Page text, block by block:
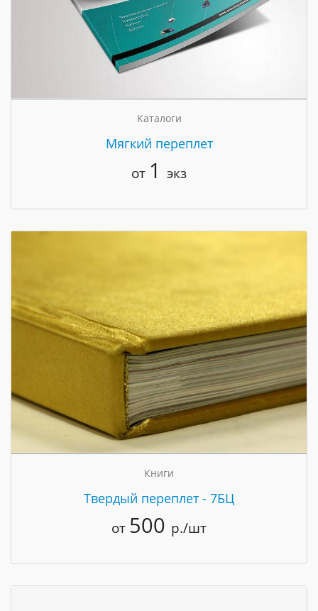
Каталоги
Мягкий переплет
от 1 экз
Книги
Твердый переплет - 7БЦ
от 500 р./шт